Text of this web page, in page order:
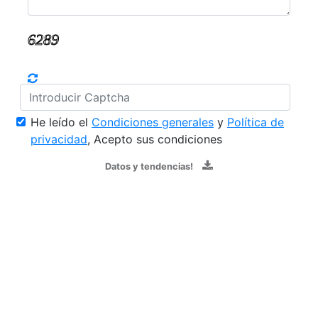
He leído el Condiciones generales y Política de
privacidad, Acepto sus condiciones
Datos y tendencias!